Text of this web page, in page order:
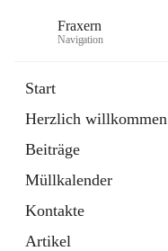
Fraxern
Navigation
Start
Herzlich willkommen
Beiträge
Müllkalender
Kontakte
Artikel
Ordner
in
Tab
Formulare
Artikel
öffnet
in
neuem
Tab